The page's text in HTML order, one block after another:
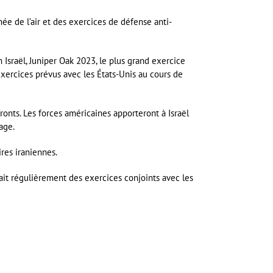
de l’air et des exercices de défense anti-
Juniper Oak 2023, le plus grand exercice
prévus avec les États-Unis au cours de
Les forces américaines apporteront à Israël
iraniennes.
régulièrement des exercices conjoints avec les